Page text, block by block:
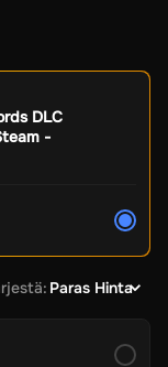
DLC
-
: Paras Hinta